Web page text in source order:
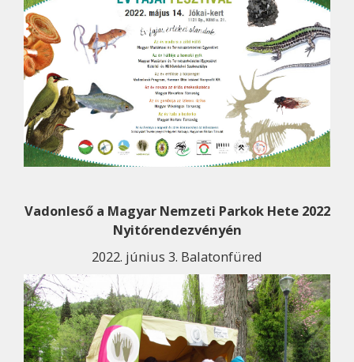
Vadonleső a Magyar Nemzeti Parkok Hete 2022
Nyitórendezvényén
2022. június 3. Balatonfüred